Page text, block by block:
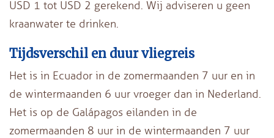
USD 1 tot USD 2 gerekend. Wij adviseren u geen
kraanwater te drinken.
Tijdsverschil en duur vliegreis
Het is in Ecuador in de zomermaanden 7 uur en in
de wintermaanden 6 uur vroeger dan in Nederland.
Het is op de Galápagos eilanden in de
zomermaanden 8 uur in de wintermaanden 7 uur